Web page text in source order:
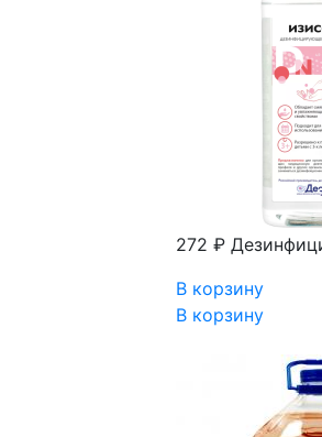
272 ₽
В корзину
В корзину